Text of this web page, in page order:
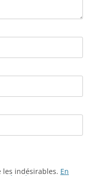
les indésirables. En